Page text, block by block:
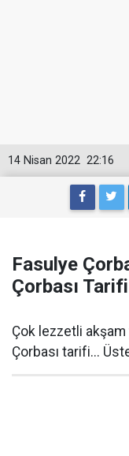
22:16
14 Nisan 2022
Fasulye
Çorbası Tarifi
Çok lezzetli
Çorbası tarifi...